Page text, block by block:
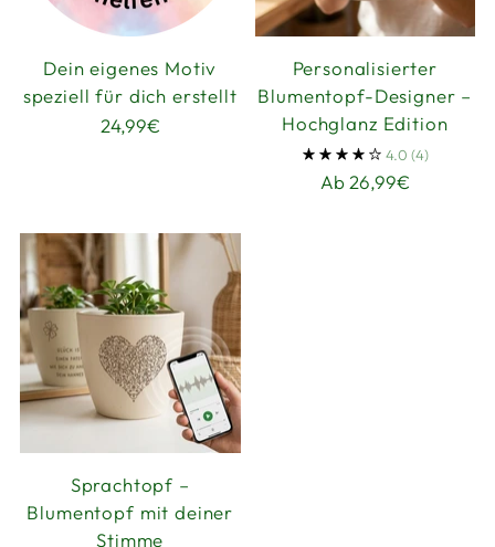
Dein eigenes Motiv
speziell für dich erstellt
24,99€
Personalisierter
Blumentopf-Designer –
Hochglanz Edition
4.0 (4)
Ab 26,99€
Sprachtopf –
Blumentopf mit deiner
Stimme